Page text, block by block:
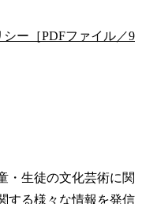
ー［PDFファイル／9
・生徒の文化芸術に関
する様々な情報を発信